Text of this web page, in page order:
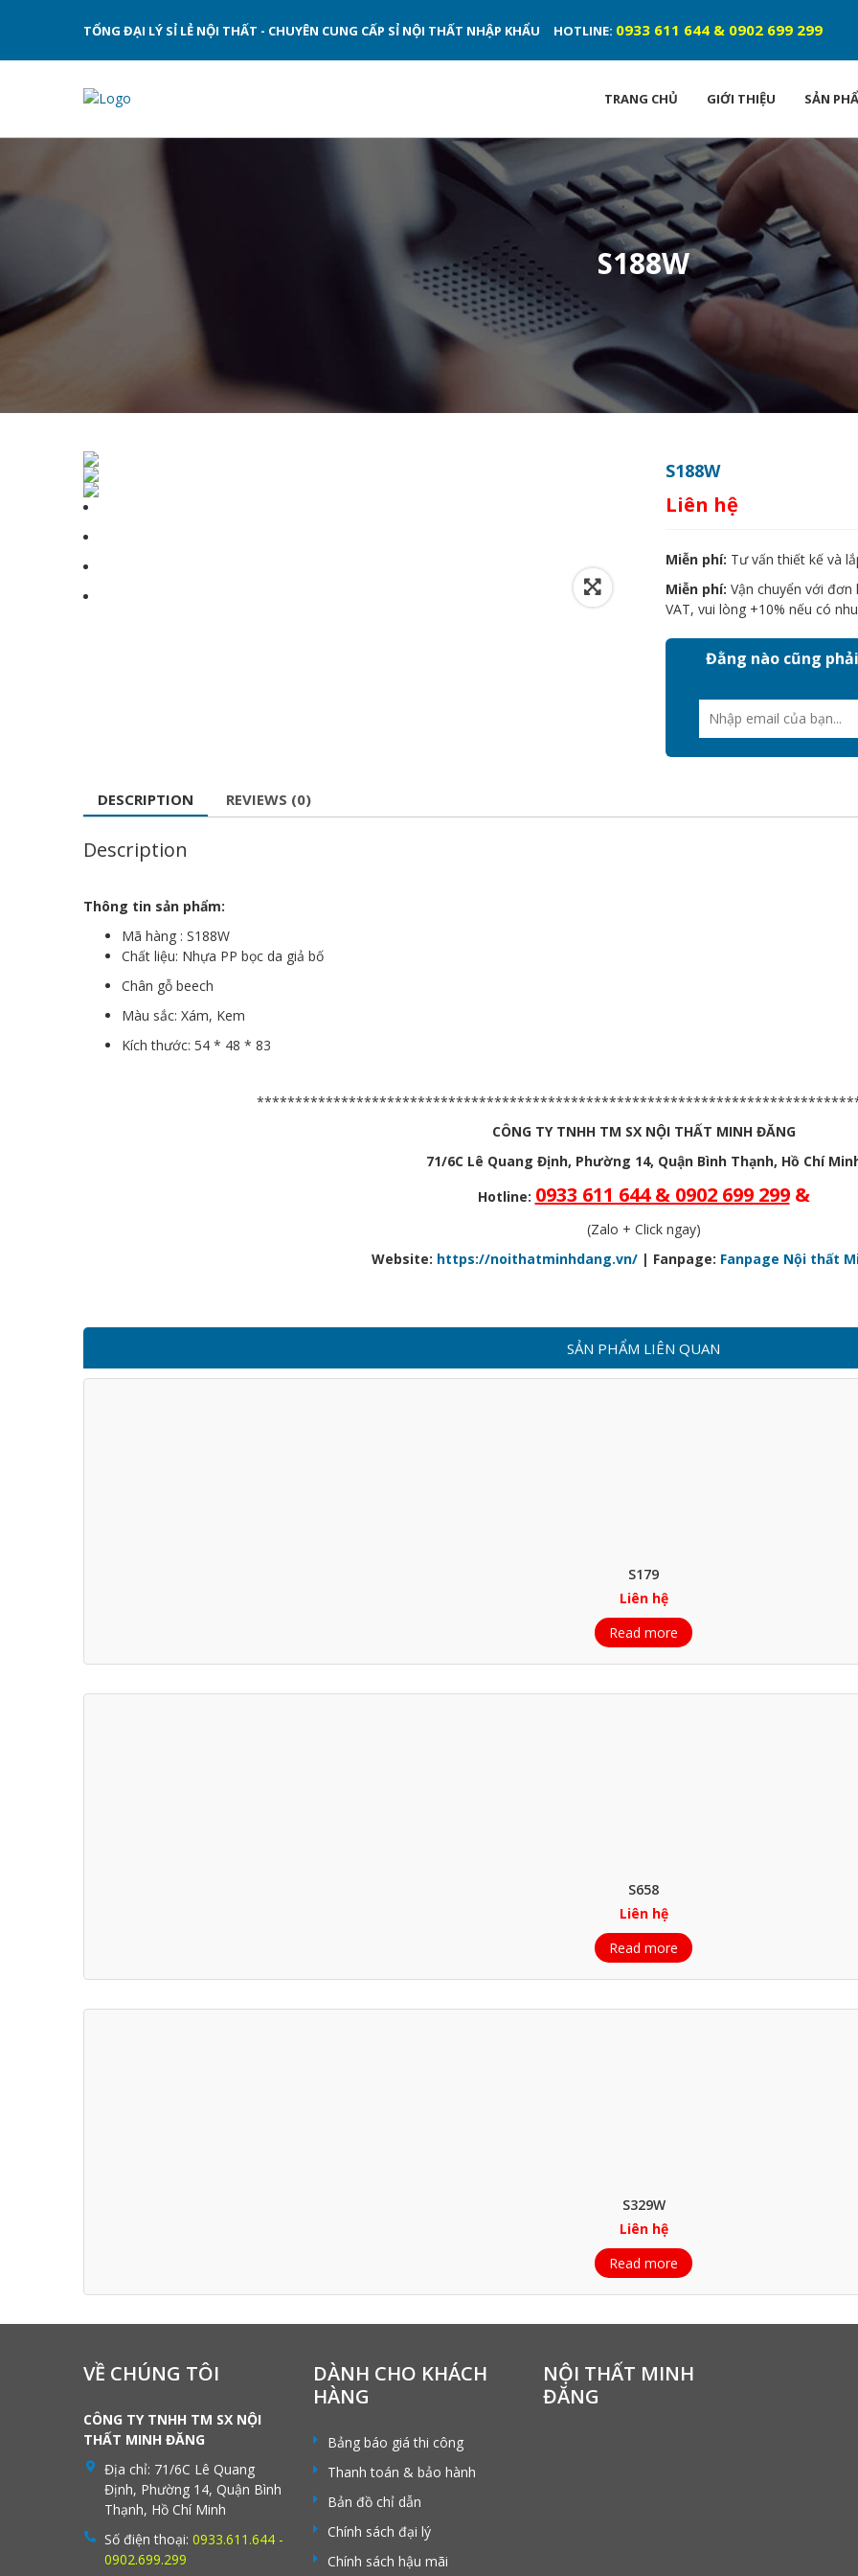
TỔNG ĐẠI LÝ SỈ LẺ NỘI THẤT - CHUYÊN CUNG CẤP SỈ NỘI THẤT NHẬP KHẨU HOTLINE: 0933 611 644 & 0902 699 299
TRANG CHỦ GIỚI THIỆU SẢN
S188W
S188W
Liên hệ
Miễn phí: Tư vấn thiết kế và
Miễn phí: Vận chuyển với
VAT, vui lòng +10% nếu có
Đằng nào cũng
DESCRIPTION REVIEWS (0)
Description
Thông tin sản phẩm:
Mã hàng : S188W
Chất liệu: Nhựa PP bọc da giả bố
Chân gỗ beech
Màu sắc: Xám, Kem
Kích thước: 54 * 48 * 83
CÔNG TY TNHH TM SX NỘI THẤT MINH ĐĂNG
71/6C Lê Quang Định, Phường 14, Quận Bình Thạnh, Hồ Chí
Hotline: 0933 611 644 & 0902 699 299 &
(Zalo + Click ngay)
Website: https://noithatminhdang.vn/ | Fanpage: Fanpage Nội thất
SẢN PHẨM LIÊN QUAN
S179
Liên hệ
Read more
S658
Liên hệ
Read more
S329W
Liên hệ
Read more
VỀ CHÚNG TÔI
CÔNG TY TNHH TM SX NỘI
THẤT MINH ĐĂNG
Địa chỉ: 71/6C Lê Quang
Định, Phường 14, Quận Bình
Thạnh, Hồ Chí Minh
Số điện thoại: 0933.611.644 -
0902.699.299
DÀNH CHO KHÁCH
HÀNG
Bảng báo giá thi công
Thanh toán & bảo hành
Bản đồ chỉ dẫn
Chính sách đại lý
Chính sách hậu mãi
NỘI THẤT MINH
ĐĂNG